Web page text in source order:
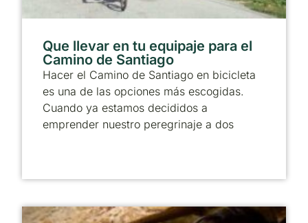
Que llevar en tu equipaje para el
Camino de Santiago
Hacer el Camino de Santiago en bicicleta
es una de las opciones más escogidas.
Cuando ya estamos decididos a
emprender nuestro peregrinaje a dos